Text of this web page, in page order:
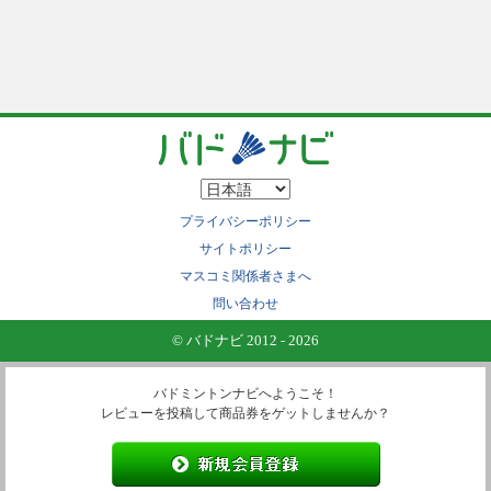
プライバシーポリシー
サイトポリシー
マスコミ関係者さまへ
問い合わせ
© バドナビ 2012 - 2026
バドミントンナビへようこそ！
レビューを投稿して商品券をゲットしませんか？